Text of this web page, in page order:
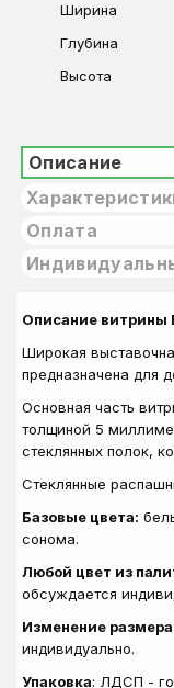
Ширина
Глубина
Высота
Описание
Оплата
Описание витрины
Широкая
предназначена для
Основная часть
толщиной 5
стеклянных полок,
Стеклянные
Базовые цвета:
сонома.
Любой цвет из
обсуждается
Изменение
индивидуально.
Упаковка: ЛДСП -